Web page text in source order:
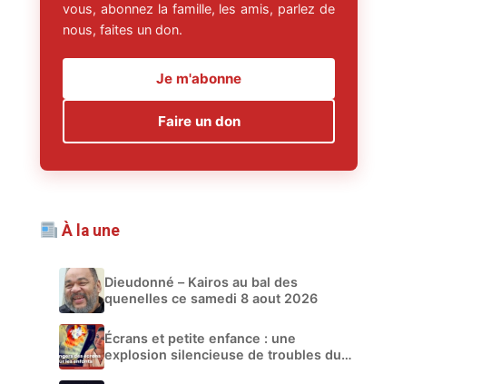
vous, abonnez la famille, les amis, parlez de
nous, faites un don.
Je m'abonne
Faire un don
À la une
Dieudonné – Kairos au bal des
quenelles ce samedi 8 aout 2026
Écrans et petite enfance : une
explosion silencieuse de troubles du